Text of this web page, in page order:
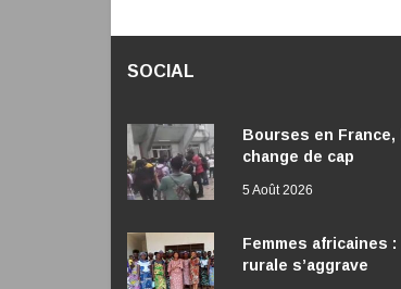
SOCIAL
Bourses en France,
change de cap
5 Août 2026
Femmes africaines
rurale s’aggrave